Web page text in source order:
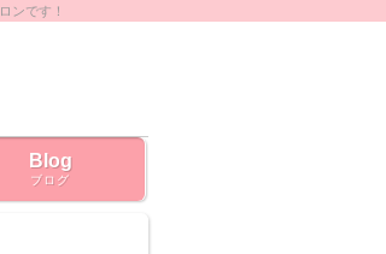
ンです！
Blog
ブログ